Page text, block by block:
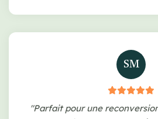
SM
"Parfait pour une